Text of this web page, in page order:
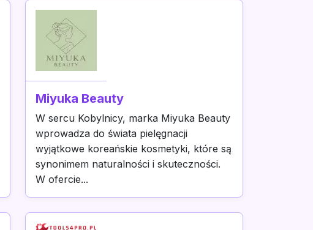
Miyuka Beauty
W sercu Kobylnicy, marka Miyuka Beauty
wprowadza do świata pielęgnacji
wyjątkowe koreańskie kosmetyki, które są
synonimem naturalności i skuteczności.
W ofercie...